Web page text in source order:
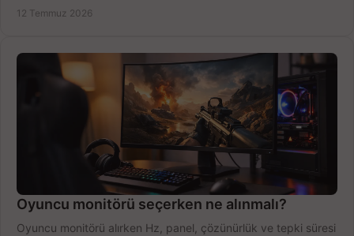
12 Temmuz 2026
Oyuncu monitörü seçerken ne alınmalı?
Oyuncu monitörü alırken Hz, panel, çözünürlük ve tepki süresi